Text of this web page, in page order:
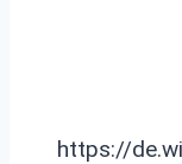
https://